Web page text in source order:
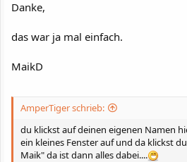
Danke,
das war ja mal einfach.
MaikD
AmperTiger schrieb:
du klickst auf deinen eigenen Namen
ein kleines Fenster auf und da klickst
Maik" da ist dann alles dabei....